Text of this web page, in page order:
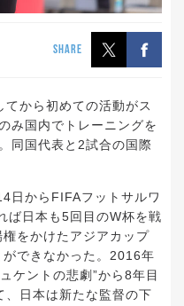
SHARE
から初めての活動がス
み国内でトレーニングを
同国代表と2試合の国際
日からFIFAフットサルワ
ば日本も5回目のW杯を戦
をかけたアジアカップ
できなかった。2016年
ケントの悲劇”から8年目
、日本は新たな監督の下